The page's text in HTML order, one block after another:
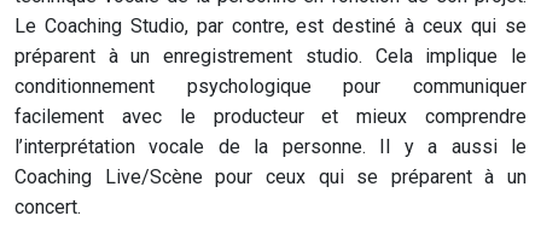
Le Coaching Studio, par contre, est destiné à ceux qui se
préparent à un enregistrement studio. Cela implique le
conditionnement psychologique pour communiquer
facilement avec le producteur et mieux comprendre
l’interprétation vocale de la personne. Il y a aussi le
Coaching Live/Scène pour ceux qui se préparent à un
concert.